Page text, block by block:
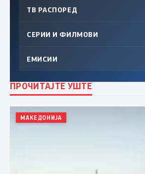
ТВ РАСПОРЕД
СЕРИИ И ФИЛМОВИ
ЕМИСИИ
ПРОЧИТАЈТЕ УШТЕ
МАКЕДОНИЈА